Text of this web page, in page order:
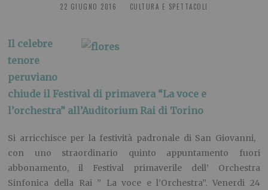
22 GIUGNO 2016 CULTURA E SPETTACOLI
Il celebre
tenore
peruviano
chiude il Festival di primavera “La voce e
l’orchestra” all’Auditorium Rai di Torino
Si arricchisce per la festività padronale di San Giovanni,
con uno straordinario quinto appuntamento fuori
abbonamento, il Festival primaverile dell’ Orchestra
Sinfonica della Rai ” La voce e l’Orchestra”. Venerdi 24